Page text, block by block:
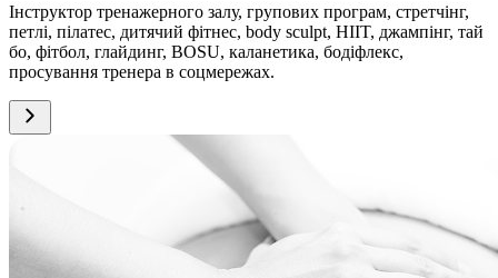
Інструктор тренажерного залу, групових програм, стретчінг,
петлі, пілатес, дитячий фітнес, body sculpt, HIIT, джампінг, тай
бо, фітбол, глайдинг, BOSU, каланетика, бодіфлекс,
просування тренера в соцмережах.